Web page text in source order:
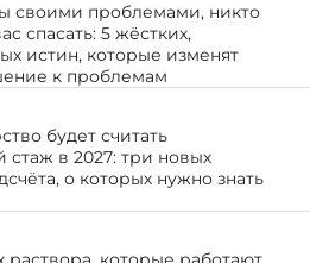
своими проблемами, никто
спасать: 5 жёстких,
истин, которые изменят
к проблемам
будет считать
стаж в 2027: три новых
о которых нужно знать